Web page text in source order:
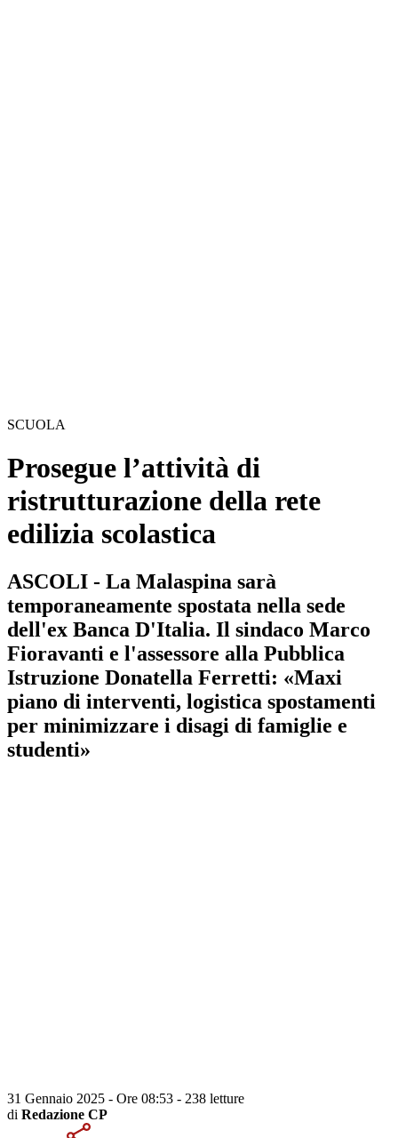
SCUOLA
Prosegue l’attività di
ristrutturazione della rete
edilizia scolastica
ASCOLI - La Malaspina sarà
temporaneamente spostata nella sede
dell'ex Banca D'Italia. Il sindaco Marco
Fioravanti e l'assessore alla Pubblica
Istruzione Donatella Ferretti: «Maxi
piano di interventi, logistica spostamenti
per minimizzare i disagi di famiglie e
studenti»
31 Gennaio 2025 - Ore 08:53 - 238 letture
di Redazione CP